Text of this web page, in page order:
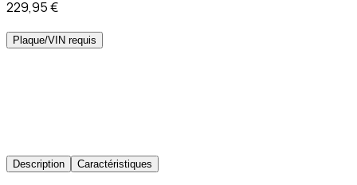
229,95 €
Plaque/VIN requis
Description Caractéristiques